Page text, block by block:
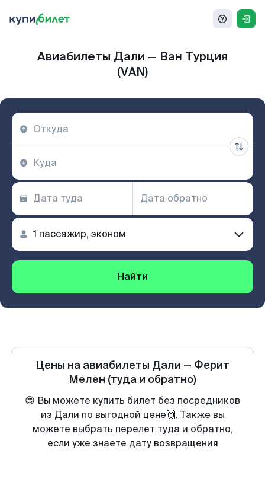
Авиабилеты Дали — Ван Турция
(VAN)
Найти
Цены на авиабилеты Дали — Ферит
Мелен (туда и обратно)
😍 Вы можете купить билет без посредников
из Дали по выгодной цене🙌. Также вы
можете выбрать перелет туда и обратно,
если уже знаете дату возвращения